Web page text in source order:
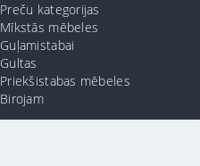
Preču kategorijas
Mīkstās mēbeles
Guļamistabai
Gultas
Priekšistabas mēbeles
Birojam